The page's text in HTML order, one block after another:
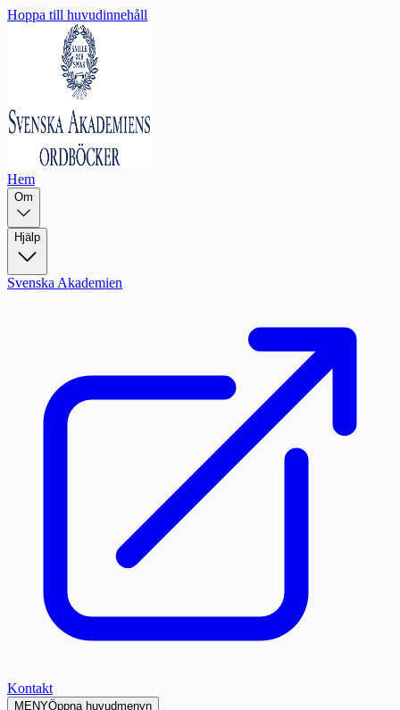
Hoppa till huvudinnehåll
Hem
Om
Hjälp
Svenska Akademien
Kontakt
MENYÖppna huvudmenyn